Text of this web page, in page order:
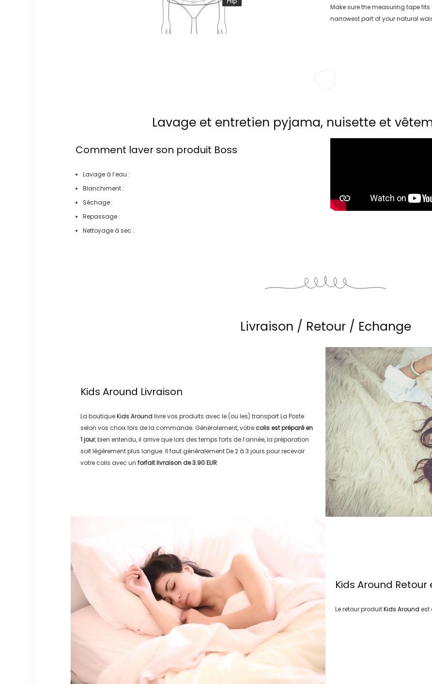
Make sure the measuring tape
narrowest part of your natural
Lavage et entretien pyjama, nuisette et
Comment laver son produit Boss
Lavage à l’eau :
Blanchiment :
Séchage :
Repassage :
Nettoyage à sec :
Livraison / Retour / Echange
Kids Around Livraison
La boutiqueKids Around livre vos produits avec le (ou les) transportLa Poste
selon vos choix lors de la commande. Généralement, votre colis est préparé en
1 jour, bien entendu, il arrive que lors des temps forts de l’année, la préparation
soit légérement plus longue. Il faut généralementDe 2 à 3 jours pour recevoir
votre colis avec un forfait livraison de3.90 EUR
Kids Around
Le retour produitKids Around est